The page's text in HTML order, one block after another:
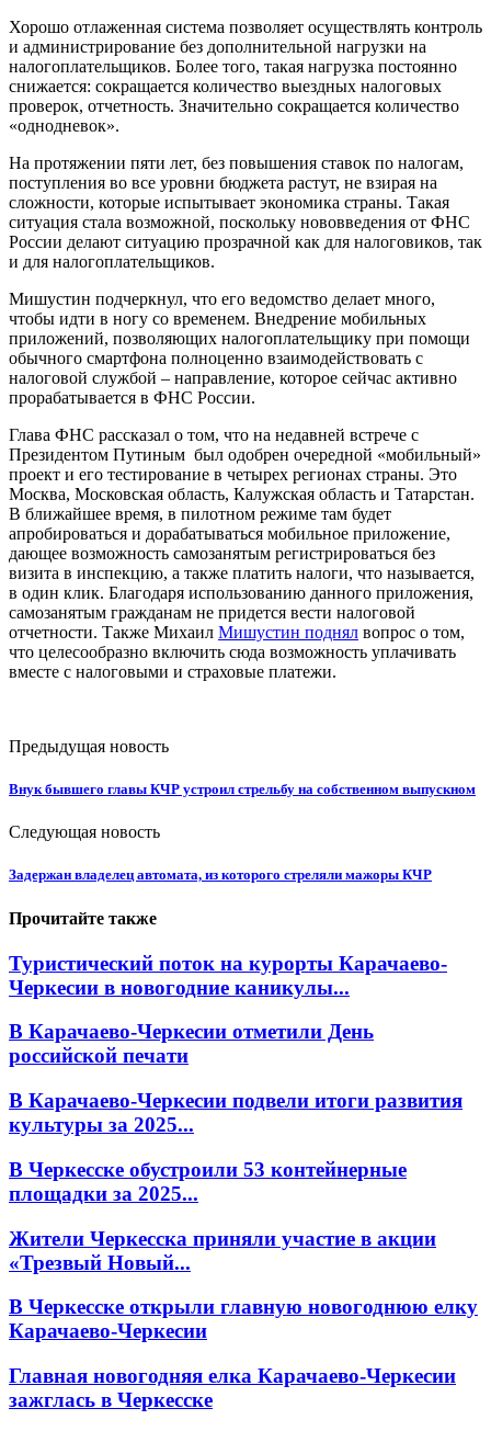
Хорошо отлаженная система позволяет осуществлять контроль
и администрирование без дополнительной нагрузки на
налогоплательщиков. Более того, такая нагрузка постоянно
снижается: сокращается количество выездных налоговых
проверок, отчетность. Значительно сокращается количество
«однодневок».
На протяжении пяти лет, без повышения ставок по налогам,
поступления во все уровни бюджета растут, не взирая на
сложности, которые испытывает экономика страны. Такая
ситуация стала возможной, поскольку нововведения от ФНС
России делают ситуацию прозрачной как для налоговиков, так
и для налогоплательщиков.
Мишустин подчеркнул, что его ведомство делает много,
чтобы идти в ногу со временем. Внедрение мобильных
приложений, позволяющих налогоплательщику при помощи
обычного смартфона полноценно взаимодействовать с
налоговой службой – направление, которое сейчас активно
прорабатывается в ФНС России.
Глава ФНС рассказал о том, что на недавней встрече с
Президентом Путиным был одобрен очередной «мобильный»
проект и его тестирование в четырех регионах страны. Это
Москва, Московская область, Калужская область и Татарстан.
В ближайшее время, в пилотном режиме там будет
апробироваться и дорабатываться мобильное приложение,
дающее возможность самозанятым регистрироваться без
визита в инспекцию, а также платить налоги, что называется,
в один клик. Благодаря использованию данного приложения,
самозанятым гражданам не придется вести налоговой
отчетности. Также Михаил Мишустин поднял вопрос о том,
что целесообразно включить сюда возможность уплачивать
вместе с налоговыми и страховые платежи.
Предыдущая новость
Внук бывшего главы КЧР устроил стрельбу на собственном выпускном
Следующая новость
Задержан владелец автомата, из которого стреляли мажоры КЧР
Прочитайте также
Туристический поток на курорты Карачаево-
Черкесии в новогодние каникулы...
В Карачаево-Черкесии отметили День
российской печати
В Карачаево-Черкесии подвели итоги развития
культуры за 2025...
В Черкесске обустроили 53 контейнерные
площадки за 2025...
Жители Черкесска приняли участие в акции
«Трезвый Новый...
В Черкесске открыли главную новогоднюю елку
Карачаево-Черкесии
Главная новогодняя елка Карачаево-Черкесии
зажглась в Черкесске